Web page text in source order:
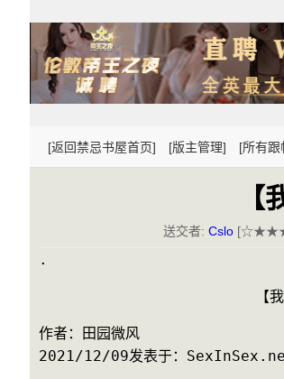
[返回禁忌书屋首页] [版主管理] [所有跟
送交者: Cslo [☆★★★
.
作者：田园微风
2021/12/09发表于：